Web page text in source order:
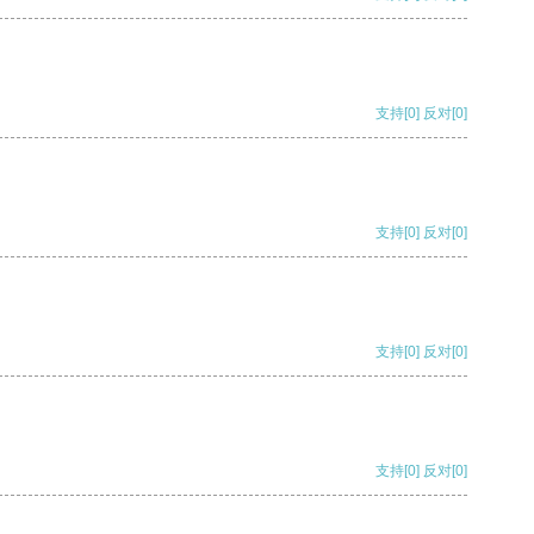
支持[0] 反对[0]
支持[0] 反对[0]
支持[0] 反对[0]
支持[0] 反对[0]